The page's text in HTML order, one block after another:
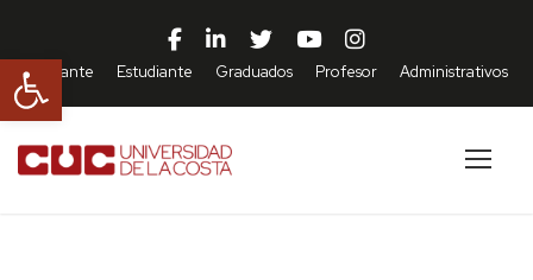
Abrir barra de herramientas
Aspirante Estudiante Graduados Profesor Administrativos